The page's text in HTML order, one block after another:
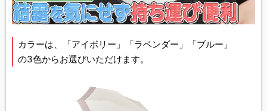
カラーは、「アイボリー」「ラベンダー」「ブルー」
の3色からお選びいただけます。